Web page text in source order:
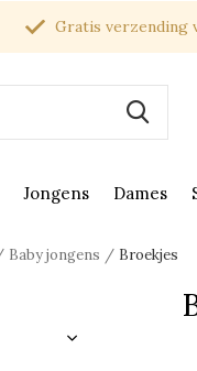
Jongens Dames
Gratis verzending
Baby jongens Broekjes